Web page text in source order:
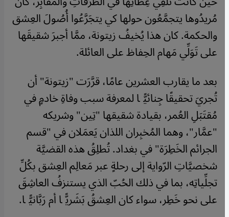
مُريدُوها يتجمَّعُون حولها كي يتجَرَّعُوا أُصُولَ العِشق
والحكمة. كان هذا يُخيفُ زيتونة، ممَّا أجبرَ شقيقَها
على تَوَلِّي مَهام الحِفاظ على العائلة.
بعد ما يقارب العشرين عامًا، قرَّرَت "زيتونة" أن
تُجريَ تحقيقًا جِنائيًّا لمعرفة سبب وفاةِ خادمٍ في
مُقتَبَلِ العُمر، بقيادة شقيقها "تِين" وشريكه
"عمَّار"، وهما المُخبِران اللذان يَعمَلان في "قسم
الجرائم الخَطِرَة" في بغداد. تُطلِقُ هذه القضيَّة
شخصيَّاتِ الرّواية إلى رحلةٍ عبر مَعالِم العِشق بكُلِّ
تجلِّياتِه، بما في ذلك الحُبّ الذي يستنزفُ العاشِقَ
على نحو خَطِر، سواء كان العِشقُ بَشَريًّا أم رَبَّانيًّا.